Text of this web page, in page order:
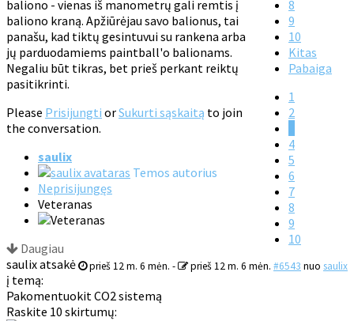
8
9
10
Kitas
Pabaiga
1
2
4
5
6
7
8
9
10
baliono - vienas iš manometrų gali remtis į
baliono kraną. Apžiūrėjau savo balionus, tai
panašu, kad tiktų gesintuvui su rankena arba
jų parduodamiems paintball'o balionams.
Negaliu būt tikras, bet prieš perkant reiktų
pasitikrinti.
Please Prisijungti orSukurti sąskaitą to join
the conversation.
saulix
Temos autorius
Neprisijungęs
Veteranas
Daugiau
prieš 12 m. 6 mėn. - prieš 12 m. 6 mėn. #6543 nuo saulix
saulix atsakė
į temą:
Pakomentuokit CO2 sistemą
Raskite 10 skirtumų: